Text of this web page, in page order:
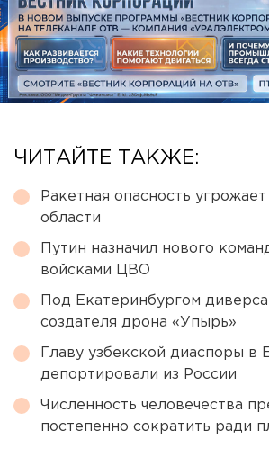
ЧИТАЙТЕ ТАКЖЕ:
Ракетная опасность
области
Путин назначил нового
войсками ЦВО
Под Екатеринбургом
создателя дрона «Упырь»
Главу узбекской диаспоры в
депортировали из России
Численность человечества
постепенно сократить ради